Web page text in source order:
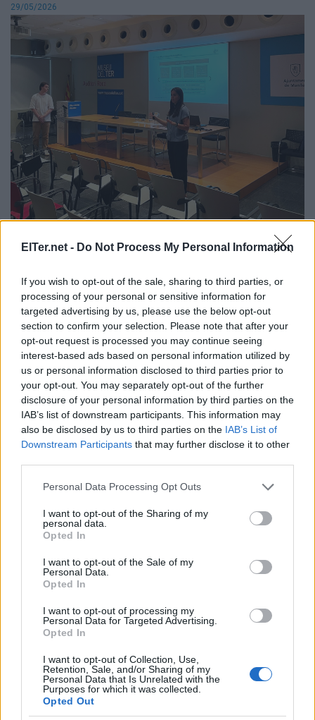
ElTer.net - Do Not Process My Personal Information
If you wish to opt-out of the sale, sharing to third parties, or
processing of your personal or sensitive information for
targeted advertising by us, please use the below opt-out
section to confirm your selection. Please note that after your
opt-out request is processed you may continue seeing
interest-based ads based on personal information utilized by
us or personal information disclosed to third parties prior to
your opt-out. You may separately opt-out of the further
disclosure of your personal information by third parties on the
IAB’s list of downstream participants. This information may
also be disclosed by us to third parties on the IAB’s List of
Downstream Participants that may further disclose it to other
Please note that this website/app uses one or more Google
not limited to your visit or usage behaviour. You may click to
grant or deny consent to Google and its third-party tags to
use your data for below specified purposes in below Google
consent section.
Personal Data Processing Opt Outs
I want to opt-out of the Sharing of my
personal data.
Opted In
I want to opt-out of the Sale of my
Personal Data.
Opted In
I want to opt-out of processing my
Personal Data for Targeted Advertising.
Opted In
I want to opt-out of Collection, Use,
Retention, Sale, and/or Sharing of my
Personal Data that Is Unrelated with the
Purposes for which it was collected.
Opted Out
29/05/2026
Presentació del nou pla de l'esport al Museu | Elter.net
Un full de ruta que vol posar
l'esport al centre de Manlleu
ELTER.NET
El Pla de l'Esport i l'Activitat Física vol potenciar la pràctica
esportiva, la millora de les instal·lacions i la
professionalització de les entitats
29/05/2026
Manlleu debat sobre el futur
de l’envelliment i els models